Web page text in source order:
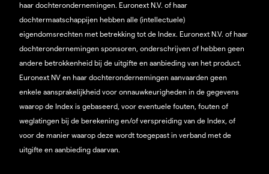
haar dochterondernemingen. Euronext N.V. of haar
dochtermaatschappijen hebben alle (intellectuele)
eigendomsrechten met betrekking tot de Index. Euronext N.V. of haar
dochterondernemingen sponsoren, onderschrijven of hebben geen
andere betrokkenheid bij de uitgifte en aanbieding van het product.
Euronext NV en haar dochterondernemingen aanvaarden geen
enkele aansprakelijkheid voor onnauwkeurigheden in de gegevens
waarop de Index is gebaseerd, voor eventuele fouten, fouten of
weglatingen bij de berekening en/of verspreiding van de Index, of
voor de manier waarop deze wordt toegepast in verband met de
uitgifte en aanbieding daarvan.